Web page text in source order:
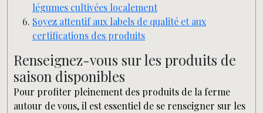
légumes cultivées localement
Soyez attentif aux labels de qualité et aux
certifications des produits
Renseignez-vous sur les produits de
saison disponibles
Pour profiter pleinement des produits de la ferme
autour de vous, il est essentiel de se renseigner sur les